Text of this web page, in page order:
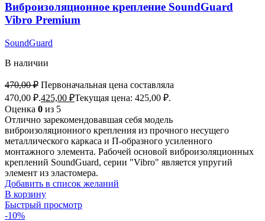
Виброизоляционное крепление SoundGuard
Vibro Premium
SoundGuard
В наличии
470,00₽ Первоначальная цена составляла
470,00 ₽.425,00 ₽Текущая цена: 425,00 ₽.
Оценка 0 из 5
Отлично зарекомендовавшая себя модель
виброизоляционного крепления из прочного несущего
металлического каркаса и П-образного усиленного
монтажного элемента. Рабочей основой виброизоляционных
креплений SoundGuard, серии "Vibro" является упругий
элемент из эластомера.
Добавить в список желаний
В корзину
Быстрый просмотр
-10%